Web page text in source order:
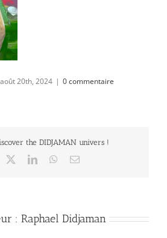
août 20th, 2024 | 0 commentaire
the DIDJAMAN univers !
LinkedInWhatsApp
Email
: Raphael Didjaman